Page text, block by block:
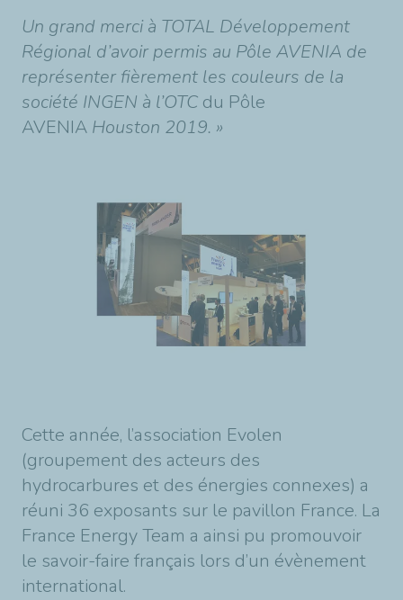
Un grand merci à TOTAL Développement
Régional d’avoir permis au Pôle AVENIA de
représenter fièrement les couleurs de la
société INGEN à l’OTC du Pôle
AVENIA Houston 2019. »
Cette année, l’association Evolen
(groupement des acteurs des
hydrocarbures et des énergies connexes) a
réuni 36 exposants sur le pavillon France. La
France Energy Team a ainsi pu promouvoir
le savoir-faire français lors d’un évènement
international.